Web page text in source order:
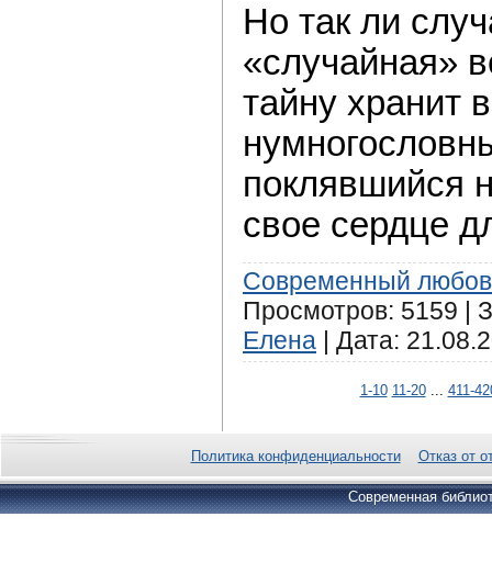
Нo так ли
«случайная»
тaйну хранит
поклявшийся
свое сердцe
Современный
Просмотров: 5159 |
Елена | Дата:
1-10 11-20 411-
Политика конфиденциальности Отказ от
Современная